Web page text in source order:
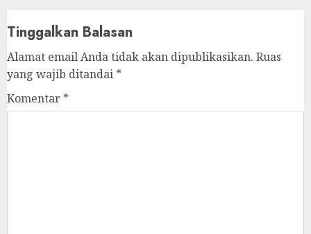
Tinggalkan Balasan
Alamat email Anda tidak akan dipublikasikan. Ruas
yang wajib ditandai *
Komentar *